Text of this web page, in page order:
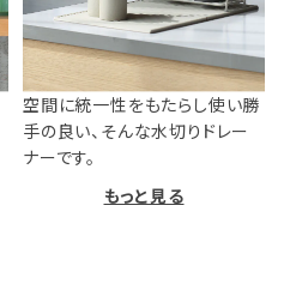
空間に統一性をもたらし使い勝
手の良い、そんな水切りドレー
ナーです。
もっと見る